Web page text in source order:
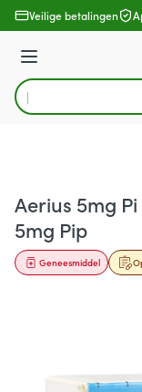
Ga naar de inhoud
Veilige betalingen
Menu
Product, merk,
Aerius 5mg
5mg Pip
Geneesmiddel